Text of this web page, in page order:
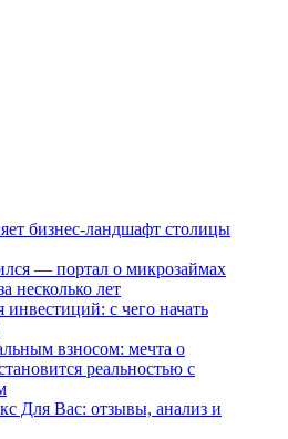
бизнес-ландшафт столицы
— портал о микрозаймах
несколько лет
инвестиций: с чего начать
взносом: мечта о
реальностью с
Для Вас: отзывы, анализ и